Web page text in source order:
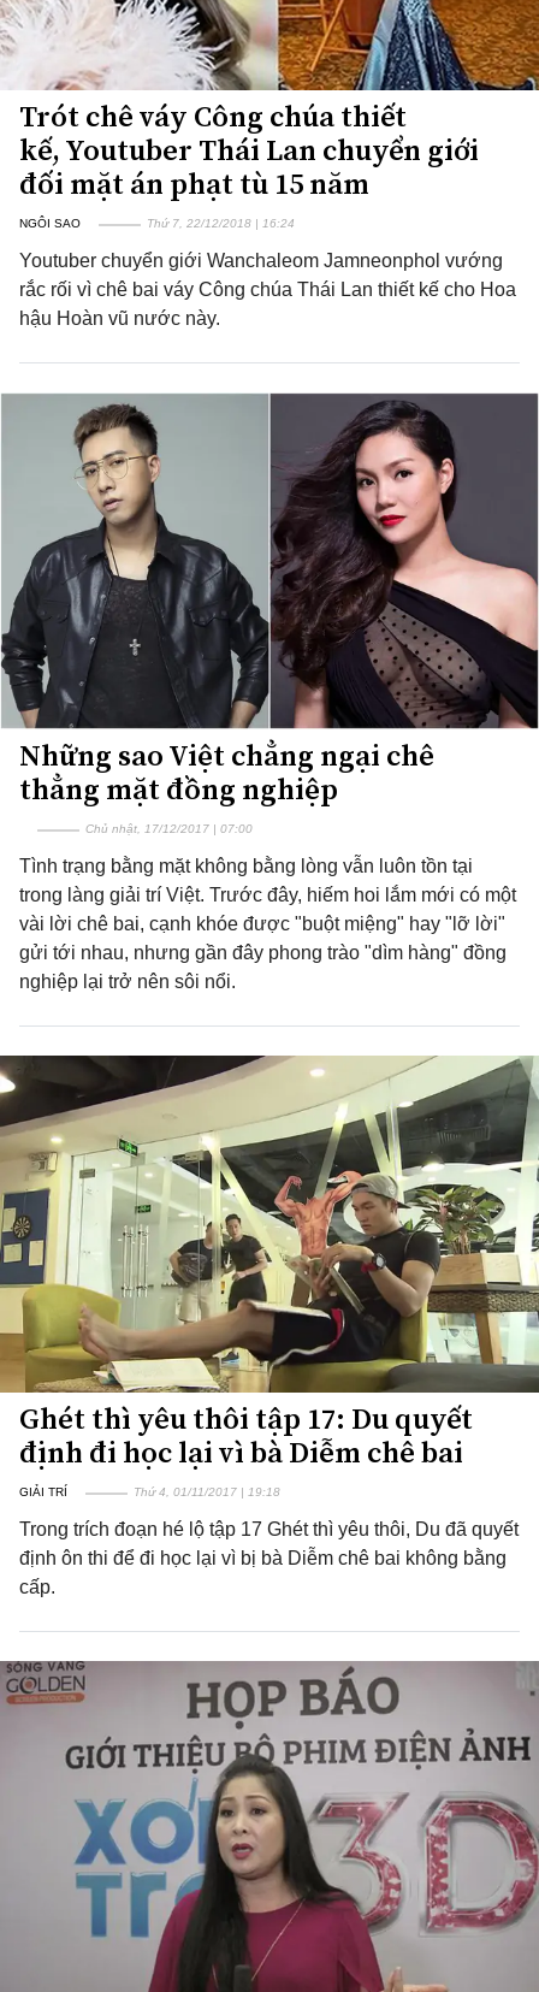
Trót chê váy Công chúa thiết
kế, Youtuber Thái Lan chuyển giới
đối mặt án phạt tù 15 năm
NGÔI SAO Thứ 7, 22/12/2018 | 16:24
Youtuber chuyển giới Wanchaleom Jamneonphol vướng
rắc rối vì chê bai váy Công chúa Thái Lan thiết kế cho Hoa
hậu Hoàn vũ nước này.
Những sao Việt chẳng ngại chê
thẳng mặt đồng nghiệp
Chủ nhật, 17/12/2017 | 07:00
Tình trạng bằng mặt không bằng lòng vẫn luôn tồn tại
trong làng giải trí Việt. Trước đây, hiếm hoi lắm mới có một
vài lời chê bai, cạnh khóe được "buột miệng" hay "lỡ lời"
gửi tới nhau, nhưng gần đây phong trào "dìm hàng" đồng
nghiệp lại trở nên sôi nổi.
Ghét thì yêu thôi tập 17: Du quyết
định đi học lại vì bà Diễm chê bai
GIẢI TRÍ Thứ 4, 01/11/2017 | 19:18
Trong trích đoạn hé lộ tập 17 Ghét thì yêu thôi, Du đã quyết
định ôn thi để đi học lại vì bị bà Diễm chê bai không bằng
cấp.